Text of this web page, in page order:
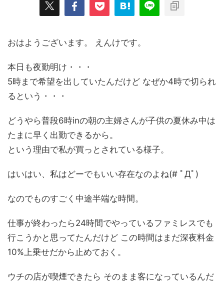
おはようございます。 えんけです。
本日も夜勤明け・・・
5時まで希望を出していたんだけど なぜか4時で切られ
るという・・・
どうやら普段6時inの朝の主婦さんが子供の夏休み中は
たまに早く出勤できるから。
という理由で私が買っとされている様子。
はいはい、私はどーでもいい存在なのよね(# ﾟДﾟ)
なのでものすごく中途半端な時間。
仕事が終わったら24時間でやっているファミレスでも
行こうかと思ってたんだけど この時間はまだ深夜料金
10%上乗せだから止めておく。
ウチの店が喫煙できたら そのまま客になっているんだ